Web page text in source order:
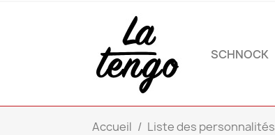
SCHNOCK
Accueil Liste des personnalités